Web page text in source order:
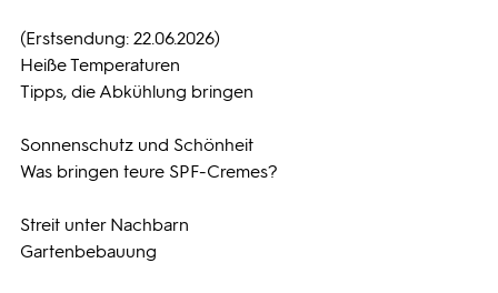
(Erstsendung: 22.06.2026)
Heiße Temperaturen
Tipps, die Abkühlung bringen
Sonnenschutz und Schönheit
Was bringen teure SPF-Cremes?
Streit unter Nachbarn
Gartenbebauung